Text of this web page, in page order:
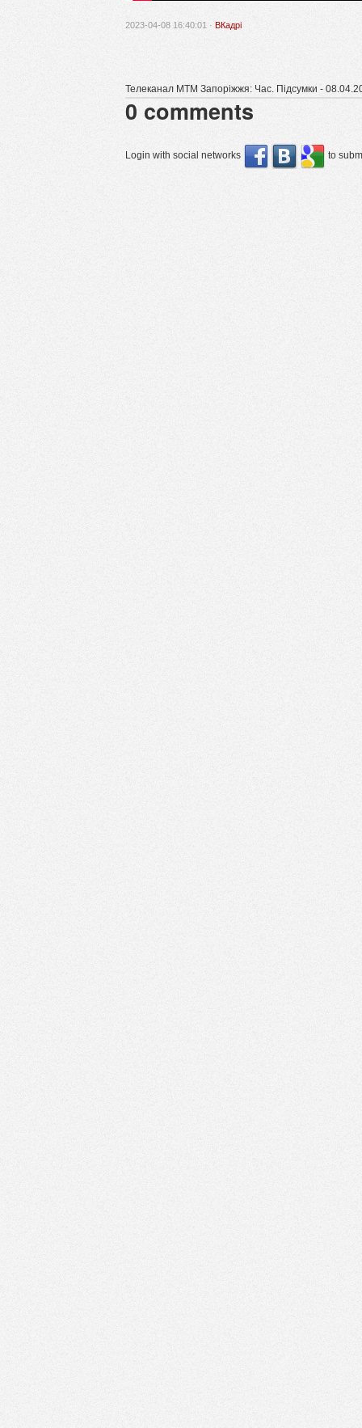
2023-04-08 16:40:01 · ВКадрі
Телеканал МТМ Запоріжжя: Час. Підсумки -
0 comments
Login with social networks to